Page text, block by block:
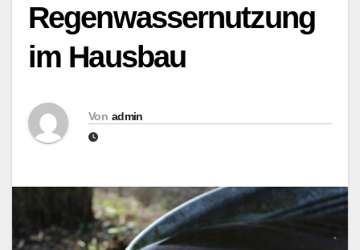
Regenwassernutzung
im Hausbau
Von admin